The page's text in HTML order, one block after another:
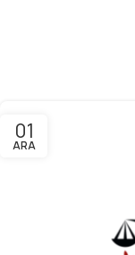
01
ARA